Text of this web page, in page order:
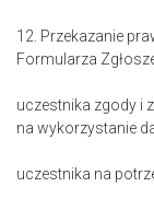
12. Przekazanie
Formularza
uczestnika zgody i
na wykorzystanie
uczestnika na